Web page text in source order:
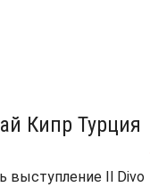
Кипр Турция
выступление Il Divo